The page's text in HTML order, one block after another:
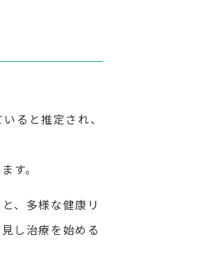
ると推定され、
す。
、多様な健康リ
し治療を始める